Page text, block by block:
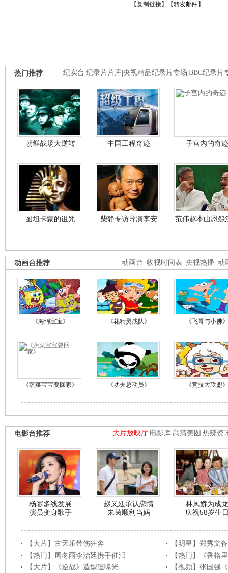
【复制链接】【转发邮件 】
纪实台 纪录片片库 央视精品纪录片专场 BBC纪录片
热门推荐
朝鲜战场大逆转 中国工程奇迹 子宫内的奇迹
图坦卡蒙的诅咒 柴静专访导演李安 范伟赵本山恩怨
动画台 收视时间表 央视热播 动
动画台推荐
《海绵宝宝》 《花精灵战队》 《飞哥与小佛》
《蔬菜宝宝要回家》 《功夫总动员》 《竞技大联盟》
大片放映厅 电影库 高清美图 热辣资
电影台推荐
杨幂多线发展
演员变身歌手
赵又廷承认恋情
朱茵顺利当妈
林凤娇为成龙
庆祝58岁生
【大片】古天乐带伤狂奔
【明星】郑秀文
【热门】周冬雨李治廷携手催泪
【热门】《香格
【大片】《逆战》造型遭曝光
【视频】张国强